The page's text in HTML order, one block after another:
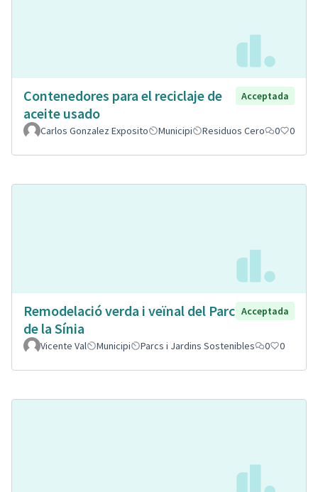
Contenedores para el reciclaje de
aceite usado
Acceptada
Carlos Gonzalez Exposito Municipi Residuos Cero 0 0
Remodelació verda i veïnal del Parc
de la Sínia
Acceptada
Vicente Val Municipi Parcs i Jardins Sostenibles 0 0